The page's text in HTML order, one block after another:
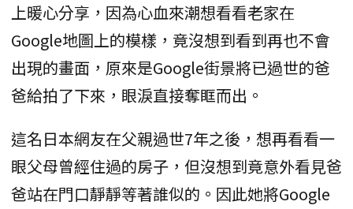
上暖心分享，因為心血來潮想看看老家在
Google地圖上的模樣，竟沒想到看到再也不會
出現的畫面，原來是Google街景將已過世的爸
爸給拍了下來，眼淚直接奪眶而出。
這名日本網友在父親過世7年之後，想再看看一
眼父母曾經住過的房子，但沒想到竟意外看見爸
爸站在門口靜靜等著誰似的。因此她將Google